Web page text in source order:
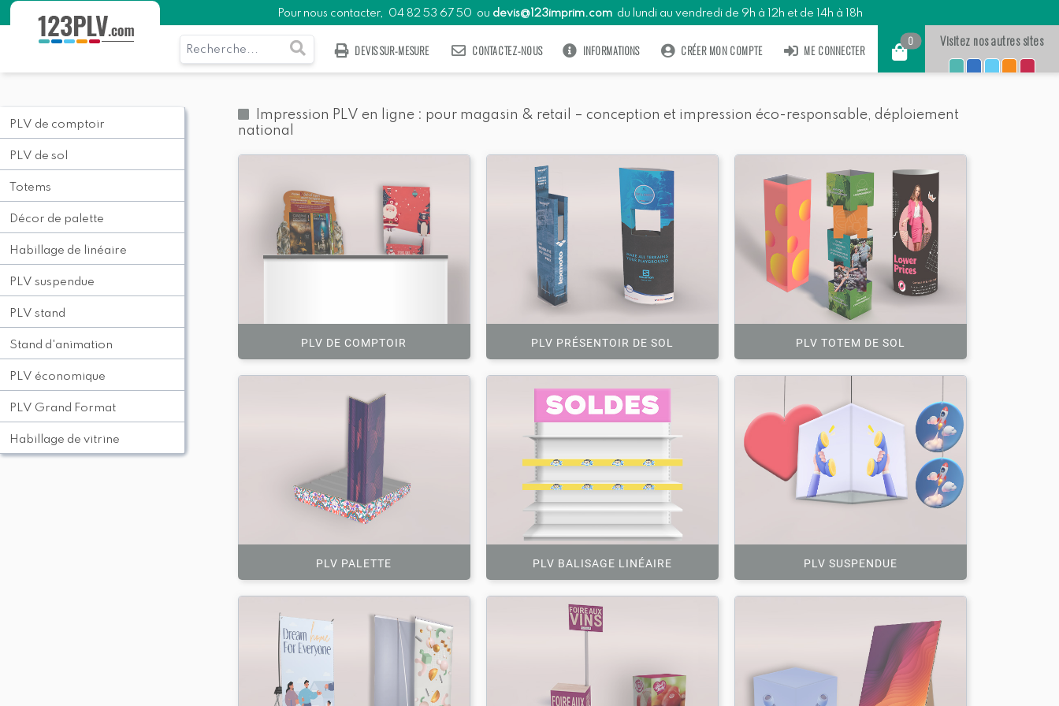
Pour nous contacter, 04 82 53 67 50 ou devis@123imprim.com du lundi au vendredi de 9h à 12h et de 14h à 18h
DEVIS SUR-MESURE CONTACTEZ-NOUS INFORMATIONS CRÉER MON COMPTE ME CONNECTER
0 Visitez nos autres sites
PLV de comptoir
PLV de sol
Totems
Décor de palette
Habillage de linéaire
PLV suspendue
PLV stand
Stand d'animation
PLV économique
PLV Grand Format
Habillage de vitrine
Impression PLV en ligne : pour magasin & retail – conception et impression éco-responsable, déploiement
national
PLV DE COMPTOIR PLV PRÉSENTOIR DE SOL PLV TOTEM DE SOL
PLV PALETTE PLV BALISAGE LINÉAIRE PLV SUSPENDUE